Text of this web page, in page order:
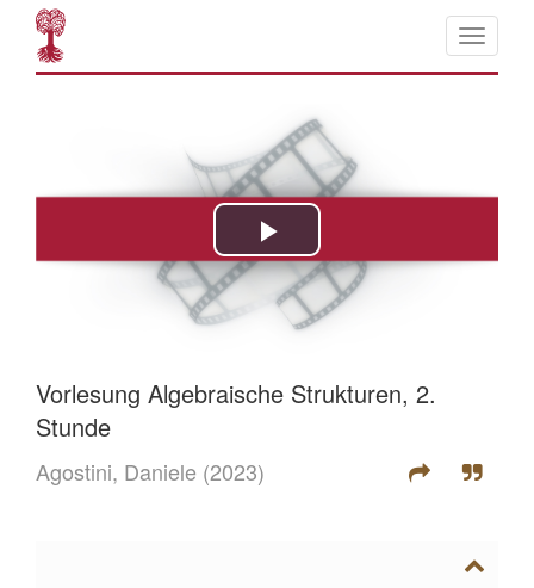
Vorlesung Algebraische Strukturen, 2.
Stunde
Agostini, Daniele (2023)